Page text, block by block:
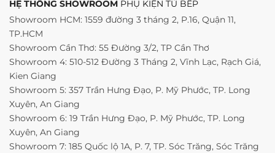
HỆ THỐNG SHOWROOM PHỤ KIỆN TỦ BẾP
Showroom HCM: 1559 đường 3 tháng 2, P.16, Quận 11,
TP.HCM
Showroom Cần Thơ: 55 Đường 3/2, TP Cần Thơ
Showroom 4: 510-512 Đường 3 Tháng 2, Vĩnh Lạc, Rạch Giá,
Kien Giang
Showroom 5: 357 Trần Hưng Đạo, P. Mỹ Phước, TP. Long
Xuyên, An Giang
Showroom 6: 19 Trần Hưng Đạo, P. Mỹ Phước, TP. Long
Xuyên, An Giang
Showroom 7: 185 Quốc lộ 1A, P. 7, TP. Sóc Trăng, Sóc Trăng